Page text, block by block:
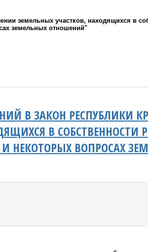
земельных участков, находящихся в
земельных отношений"
В ЗАКОН РЕСПУБЛИКИ
В СОБСТВЕННОСТИ
ВОПРОСАХ